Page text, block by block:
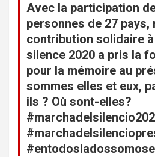
Avec la participation
personnes de 27 pays,
contribution solidaire
silence 2020 a pris la
pour la mémoire au
sommes elles et eux,
ils ? Où sont-elles?